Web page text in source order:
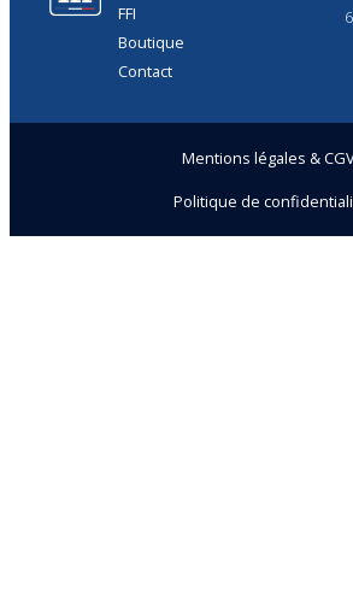
FFI
Boutique
Contact
Mentions légales &
Politique de